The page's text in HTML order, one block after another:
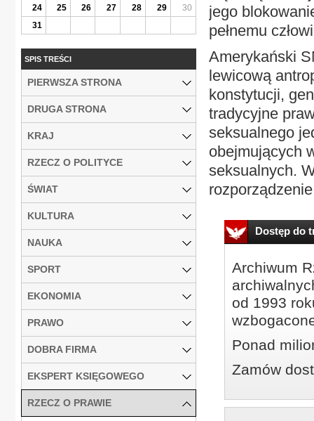
jego
pełnemu
Amerykański
lewicową
konstytucji,
tradycyjne
seksualnego
obejmujących
seksualnych.
Dostęp do
Archiwum
od 1993
Ponad
Zamów
24
25 26 27 28 29
30
31
SPIS TREŚCI
PIERWSZA STRONA
DRUGA STRONA
KRAJ
RZECZ O POLITYCE
ŚWIAT
KULTURA
NAUKA
SPORT
EKONOMIA
PRAWO
DOBRA FIRMA
EKSPERT KSIĘGOWEGO
RZECZ O PRAWIE